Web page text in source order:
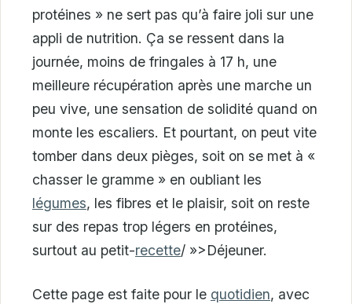
protéines » ne sert pas qu’à faire joli sur une
appli de nutrition. Ça se ressent dans la
journée, moins de fringales à 17 h, une
meilleure récupération après une marche un
peu vive, une sensation de solidité quand on
monte les escaliers. Et pourtant, on peut vite
tomber dans deux pièges, soit on se met à «
chasser le gramme » en oubliant les
légumes, les fibres et le plaisir, soit on reste
sur des repas trop légers en protéines,
surtout au petit-recette/ »>Déjeuner.
Cette page est faite pour le quotidien, avec